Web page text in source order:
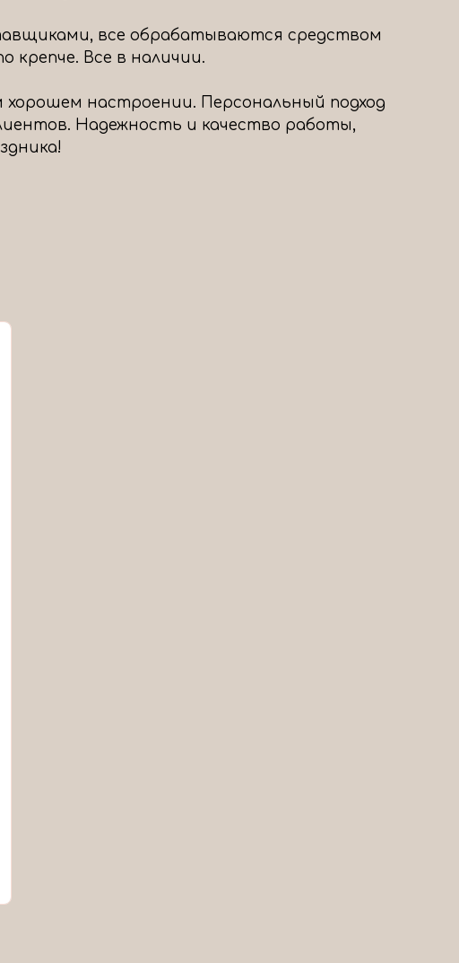
все обрабатываются средством
крепче. Все в наличии.
настроении. Персональный подход
Надежность и качество работы,